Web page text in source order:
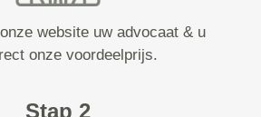
website uw advocaat & u
onze voordeelprijs.
Stap 2